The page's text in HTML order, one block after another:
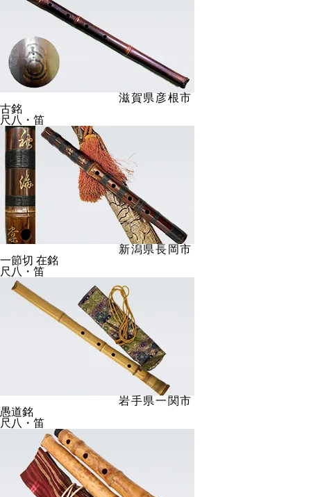
滋賀県彦根市
古銘
尺八・笛
新潟県長岡市
一節切 在銘
尺八・笛
岩手県一関市
愚道銘
尺八・笛